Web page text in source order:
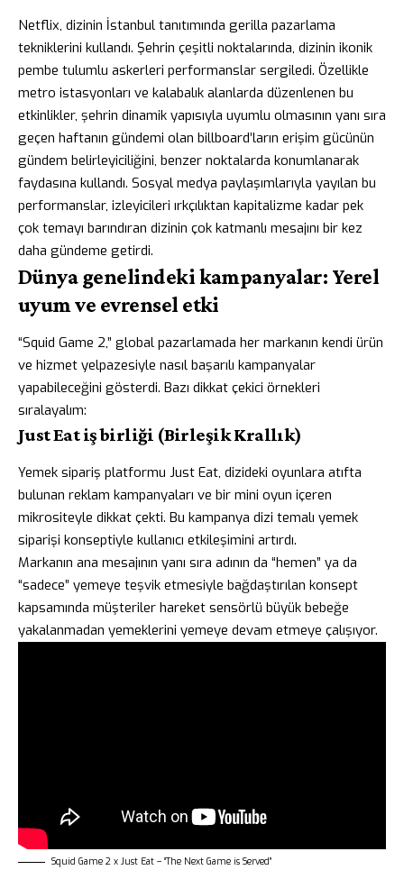
Netflix, dizinin İstanbul tanıtımında gerilla pazarlama
tekniklerini kullandı. Şehrin çeşitli noktalarında, dizinin ikonik
pembe tulumlu askerleri performanslar sergiledi. Özellikle
metro istasyonları ve kalabalık alanlarda düzenlenen bu
etkinlikler, şehrin dinamik yapısıyla uyumlu olmasının yanı sıra
geçen haftanın gündemi olan billboard’ların erişim gücünün
gündem belirleyiciliğini, benzer noktalarda konumlanarak
faydasına kullandı. Sosyal medya paylaşımlarıyla yayılan bu
performanslar, izleyicileri ırkçılıktan kapitalizme kadar pek
çok temayı barındıran dizinin çok katmanlı mesajını bir kez
daha gündeme getirdi.
Dünya genelindeki kampanyalar: Yerel
uyum ve evrensel etki
“Squid Game 2,” global pazarlamada her markanın kendi ürün
ve hizmet yelpazesiyle nasıl başarılı kampanyalar
yapabileceğini gösterdi. Bazı dikkat çekici örnekleri
sıralayalım:
Just Eat iş birliği (Birleşik Krallık)
Yemek sipariş platformu Just Eat, dizideki oyunlara atıfta
bulunan reklam kampanyaları ve bir mini oyun içeren
mikrositeyle dikkat çekti. Bu kampanya dizi temalı yemek
siparişi konseptiyle kullanıcı etkileşimini artırdı.
Markanın ana mesajının yanı sıra adının da “hemen” ya da
“sadece” yemeye teşvik etmesiyle bağdaştırılan konsept
kapsamında müşteriler hareket sensörlü büyük bebeğe
yakalanmadan yemeklerini yemeye devam etmeye çalışıyor.
Squid Game 2 x Just Eat – “The Next Game is Served”